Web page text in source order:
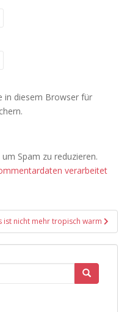
in diesem Browser für
Spam zu reduzieren.
verarbeitet
ist nicht mehr tropisch warm